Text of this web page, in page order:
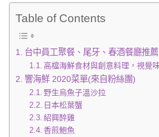
Table of Contents
台中員工聚餐、尾牙、春酒餐廳推薦
高檔海鮮食材與創意料理，視覺
響海鮮 2020菜單(來自粉絲團)
野生烏魚子溫沙拉
日本松葉蟹
紹興醉雞
香煎鮑魚